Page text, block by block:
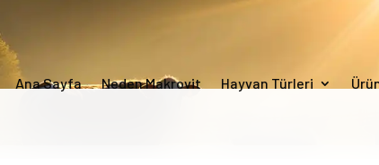
Ana Sayfa Neden Makrovit Hayvan Türleri